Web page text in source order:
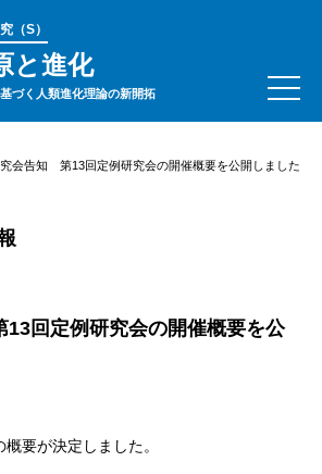
（S）
と進化
づく人類進化理論の新開拓
会告知 第13回定例研究会の開催概要を公開しました
回定例研究会の開催概要を公
要が決定しました。